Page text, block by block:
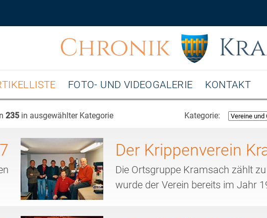
Chronik
FOTO- UND VIDEOGALERIE KONTAKT
235 in ausgewählter Kategorie Kategorie:
Der Krippenverein
Die Ortsgruppe Kramsach zählt
wurde der Verein bereits im Jahr